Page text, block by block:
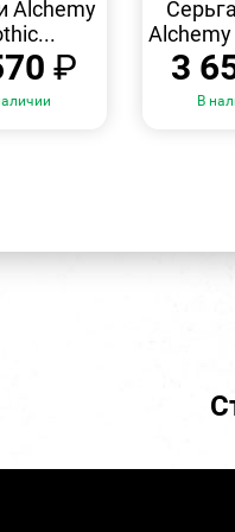
Alchemy
₽ 3
В